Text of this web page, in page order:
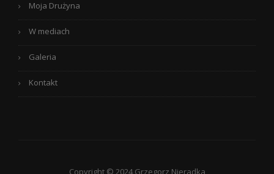
Moja Drużyna
W mediach
Galeria
Kontakt
Copyright © 2024 Grzegorz Nieradka